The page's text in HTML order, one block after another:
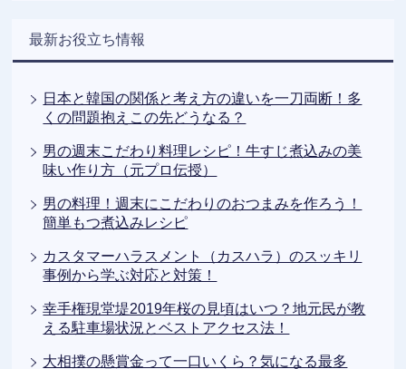
最新お役立ち情報
日本と韓国の関係と考え方の違いを一刀両断！多
くの問題抱えこの先どうなる？
男の週末こだわり料理レシピ！牛すじ煮込みの美
味い作り方（元プロ伝授）
男の料理！週末にこだわりのおつまみを作ろう！
簡単もつ煮込みレシピ
カスタマーハラスメント（カスハラ）のスッキリ
事例から学ぶ対応と対策！
幸手権現堂堤2019年桜の見頃はいつ？地元民が教
える駐車場状況とベストアクセス法！
大相撲の懸賞金って一口いくら？気になる最多